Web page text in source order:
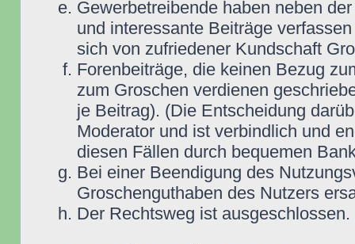
Gewerbetreibende haben neben
und interessante Beiträge
sich von zufriedener Kundschaft
Forenbeiträge, die keinen Bezug
zum Groschen verdienen
je Beitrag). (Die Entscheidung
Moderator und ist verbindlich und
diesen Fällen durch bequemen
Bei einer Beendigung des
Groschenguthaben des Nutzers
Der Rechtsweg ist ausgeschlossen.